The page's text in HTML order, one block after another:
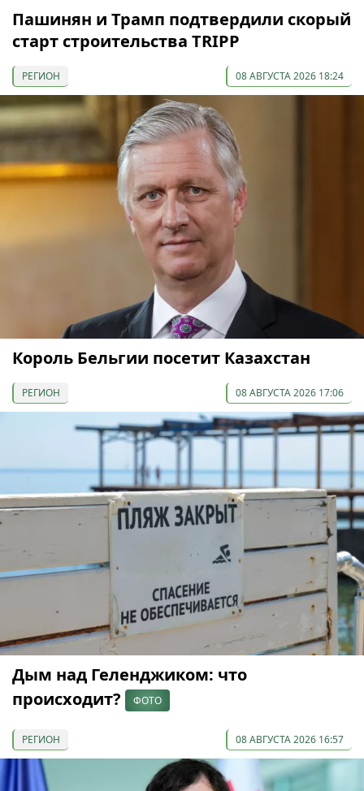
Пашинян и Трамп подтвердили скорый
старт строительства TRIPP
РЕГИОН 08 АВГУСТА 2026 18:24
Король Бельгии посетит Казахстан
РЕГИОН 08 АВГУСТА 2026 17:06
Дым над Геленджиком: что
происходит?
ФОТО
РЕГИОН 08 АВГУСТА 2026 16:57